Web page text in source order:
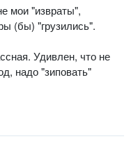
мои "извраты",
(бы) "грузились".
Удивлен, что не
надо "зиповать"